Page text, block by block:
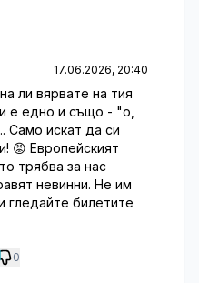
17.06.2026, 20:40
ли вярвате на тия
е едно и също - "о,
Само искат да си
😡 Европейският
трябва за нас
невинни. Не им
гледайте билетите
0